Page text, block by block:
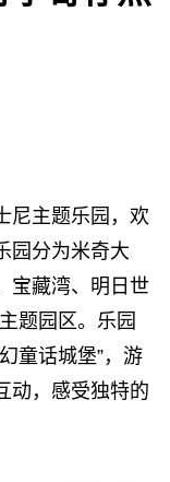
尼主题乐园，欢
园分为米奇大
宝藏湾、明日世
题园区。乐园
童话城堡”，游
动，感受独特的